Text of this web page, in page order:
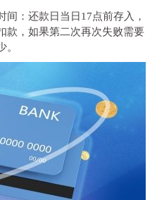
：还款日当日17点前存入，
款，如果第二次再次失败需要